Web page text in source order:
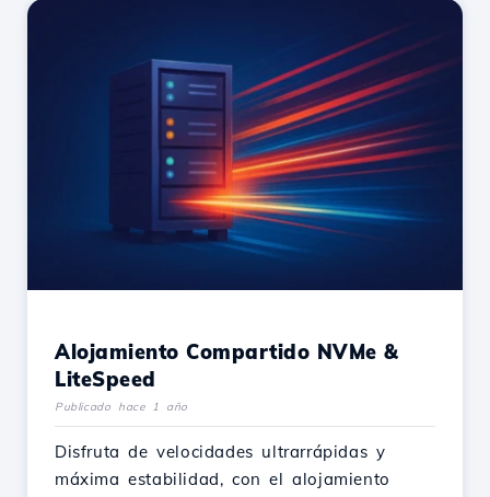
Alojamiento Compartido NVMe &
LiteSpeed
Publicado hace 1 año
Disfruta de velocidades ultrarrápidas y
máxima estabilidad, con el alojamiento